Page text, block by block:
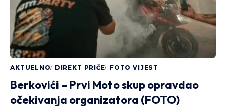
AKTUELNO DIREKT PRIČE FOTO VIJEST
Berkovići – Prvi Moto skup opravdao
očekivanja organizatora (FOTO)